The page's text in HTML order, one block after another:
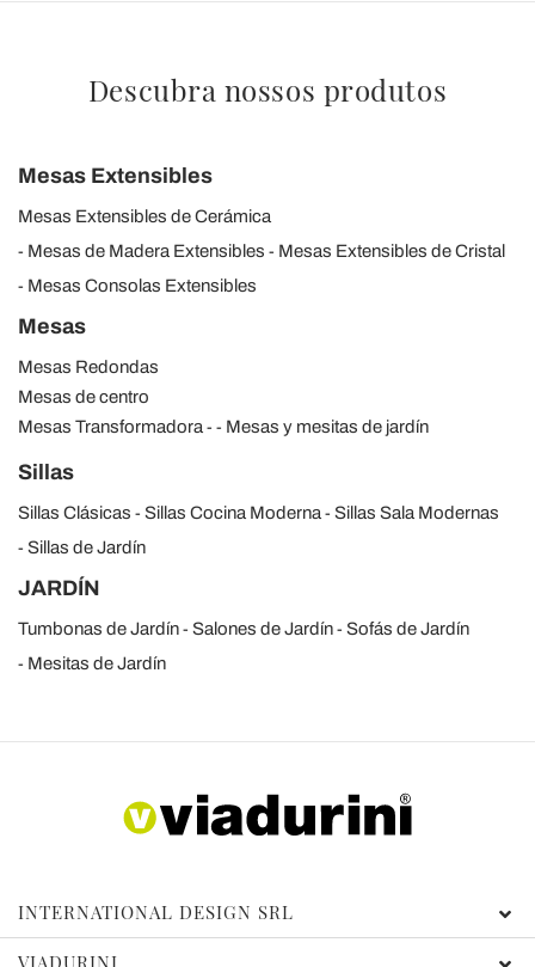
Descubra nossos produtos
Mesas Extensibles
Mesas Extensibles de Cerámica
Mesas de Madera Extensibles
Mesas Extensibles de Cristal
Mesas Consolas Extensibles
Mesas
Mesas Redondas
Mesas de centro
Mesas Transformadora
Mesas y mesitas de jardín
Sillas
Sillas Clásicas Sillas Cocina Moderna
Sillas Sala Modernas
Sillas de Jardín
JARDÍN
Tumbonas de Jardín Salones de Jardín
Sofás de Jardín
Mesitas de Jardín
INTERNATIONAL DESIGN SRL